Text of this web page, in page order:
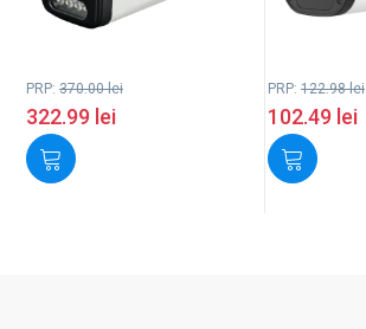
PRP: 370.00lei
322.99 lei
PRP: 122.98lei
102.49 lei